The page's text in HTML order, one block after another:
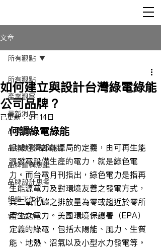
文章
所有觀點
產業觀察
最新消息
品牌顧問
品牌教育培訓課程
品牌建構思維
品牌設計思考
組織工作坊
客戶成功
所有觀點
如何建立與設計台灣綠電綠能
公司品牌？
已更新：3月14日
何謂綠電綠能
根據經濟部能源局的定義，由可再生能
源發電設備生產的電力，就是綠色電
力。而台電月刊指出，綠色電力是指再
生能源電力及對環境友善之發電方式，
其二氧化碳之排放量為零或趨近於零所
產生之電力。美國環境保護署（EPA）
定義的綠電，包括太陽能、風力、生質
能、地熱、沼氣以及小型水力發電等。